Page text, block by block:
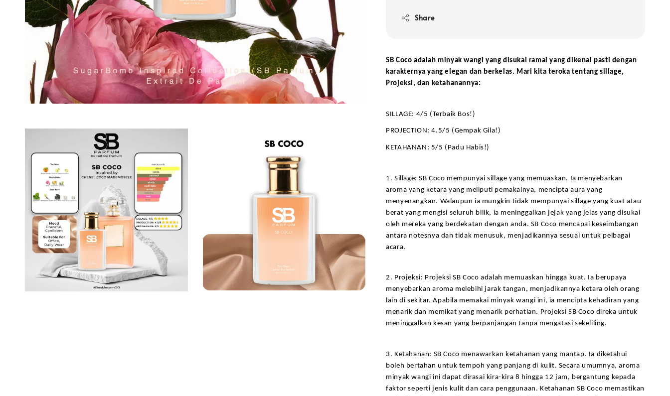
Share
SB Coco adalah minyak wangi yang disukai ramai yang dikenal pasti dengan
karakternya yang elegan dan berkelas. Mari kita teroka tentang sillage,
Projeksi, dan ketahanannya:
SILLAGE: 4/5 (Terbaik Bos!)
PROJECTION: 4.5/5 (Gempak Gila!)
KETAHANAN: 5/5 (Padu Habis!)
1. Sillage: SB Coco mempunyai sillage yang memuaskan. Ia menyebarkan
aroma yang ketara yang meliputi pemakainya, mencipta aura yang
menyenangkan. Walaupun ia mungkin tidak mempunyai sillage yang kuat atau
berat yang mengisi seluruh bilik, ia meninggalkan jejak yang jelas yang disukai
oleh mereka yang berdekatan dengan anda. SB Coco mencapai keseimbangan
antara notesnya dan tidak menusuk, menjadikannya sesuai untuk pelbagai
acara.
2. Projeksi: Projeksi SB Coco adalah memuaskan hingga kuat. Ia berupaya
menyebarkan aroma melebihi jarak tangan, menjadikannya ketara oleh orang
lain di sekitar. Apabila memakai minyak wangi ini, ia mencipta kehadiran yang
menarik dan memikat yang menarik perhatian. Projeksi SB Coco direka untuk
meninggalkan kesan yang berpanjangan tanpa mengatasi sekeliling.
3. Ketahanan: SB Coco menawarkan ketahanan yang mantap. Ia diketahui
boleh bertahan untuk tempoh yang panjang di kulit. Secara umumnya, aroma
minyak wangi ini dapat dirasai kira-kira 8 hingga 12 jam, bergantung kepada
faktor seperti jenis kulit dan cara penggunaan. Ketahanan SB Coco memastikan